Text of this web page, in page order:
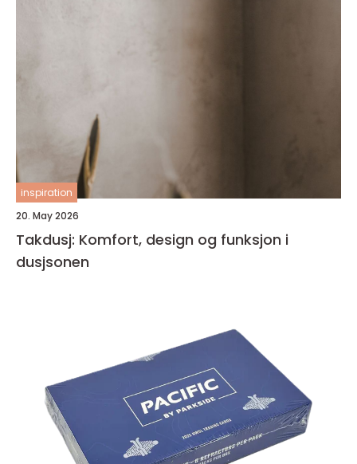
inspiration
20. May 2026
Takdusj: Komfort, design og funksjon i
dusjsonen